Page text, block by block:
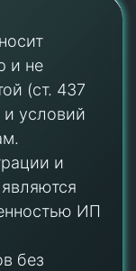
и не
(ст. 437
условий
и
ИП
без